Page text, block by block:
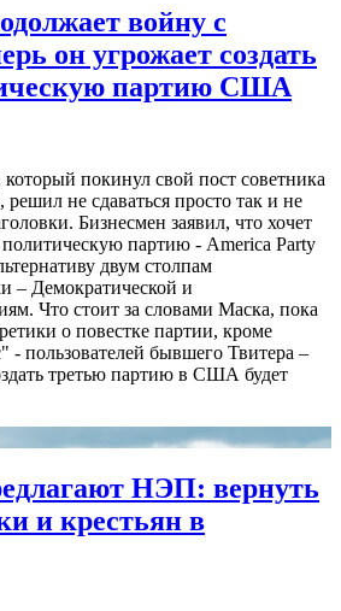
войну с
он угрожает создать
партию США
покинул свой пост советника
не сдаваться просто так и не
Бизнесмен заявил, что хочет
партию - America Party
двум столпам
– Демократической и
Что стоит за словами Маска, пока
о повестке партии, кроме
- пользователей бывшего Твитера –
третью партию в США будет
НЭП: вернуть
и крестьян в